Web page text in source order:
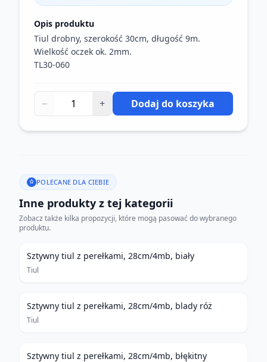
Opis produktu
Tiul drobny, szerokość 30cm, długość 9m.
Wielkość oczek ok. 2mm.
TL30-060
− + Dodaj do koszyka
POLECANE DLA CIEBIE
Inne produkty z tej kategorii
Zobacz także kilka propozycji, które mogą pasować do wybranego
produktu.
Sztywny tiul z perełkami, 28cm/4mb, biały
Tiul
Sztywny tiul z perełkami, 28cm/4mb, blady róż
Tiul
Sztywny tiul z perełkami, 28cm/4mb, błękitny